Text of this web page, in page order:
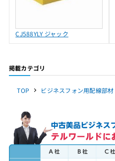
CJ588YLY ジャック
掲載カテゴリ
TOP ビジネスフォン用配線部材